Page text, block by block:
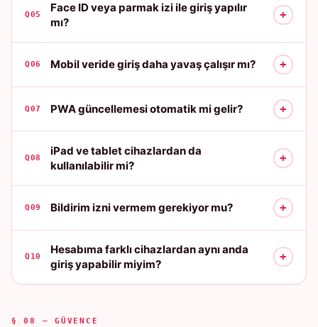
Q05
Face ID veya parmak izi ile giriş yapılır
mı?
+
Q06 Mobil veride giriş daha yavaş çalışır mı? +
Q07 PWA güncellemesi otomatik mi gelir? +
Q08
iPad ve tablet cihazlardan da
kullanılabilir mi?
+
Q09 Bildirim izni vermem gerekiyor mu? +
Q10
Hesabıma farklı cihazlardan aynı anda
giriş yapabilir miyim?
+
§ 08 — GÜVENCE